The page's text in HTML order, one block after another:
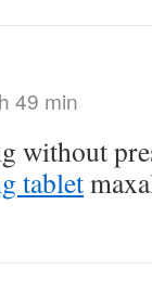
49 min
without
tablet